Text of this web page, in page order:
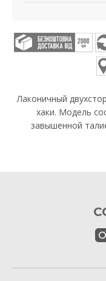
Лаконичный
хаки. Модель
завышенной